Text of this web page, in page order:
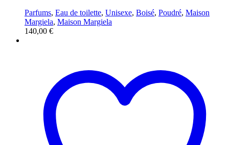
Parfums, Eau de toilette, Unisexe, Boisé, Poudré, Maison
Margiela, Maison Margiela
140,00 €